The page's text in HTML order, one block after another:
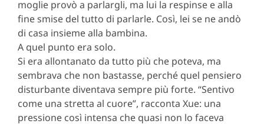
moglie provò a parlargli, ma lui la respinse e alla
fine smise del tutto di parlarle. Così, lei se ne andò
di casa insieme alla bambina.
A quel punto era solo.
Si era allontanato da tutto più che poteva, ma
sembrava che non bastasse, perché quel pensiero
disturbante diventava sempre più forte. “Sentivo
come una stretta al cuore”, racconta Xue: una
pressione così intensa che quasi non lo faceva